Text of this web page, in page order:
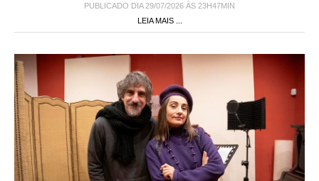
PUBLICADO DIA 29/07/2026 ÀS 23H47MIN
LEIA MAIS ...